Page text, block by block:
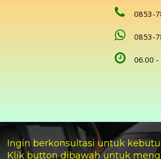
0853-
0853-
06.00 -
Ingin berkonsultasi untuk
Klik button dibawah untuk